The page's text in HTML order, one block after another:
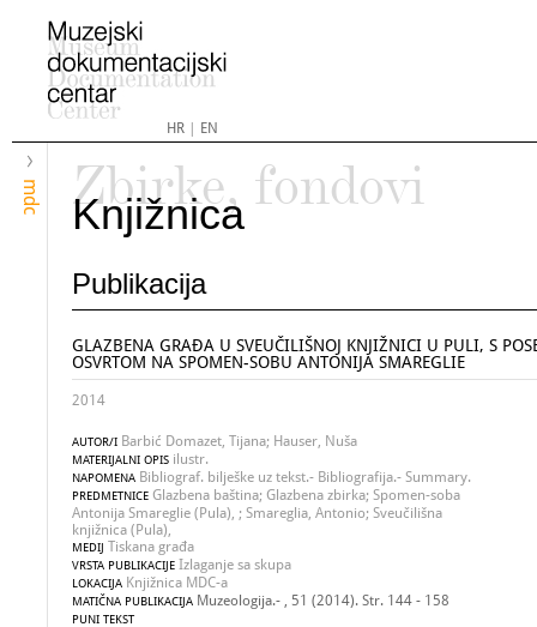
HR| EN
mdc
Zbirke, fondovi
Knjižnica
Publikacija
GLAZBENA GRAĐA U SVEUČILIŠNOJ KNJIŽNICI U PULI, S
OSVRTOM NA SPOMEN-SOBU ANTONIJA SMAREGLIE
2014
AUTOR/I Barbić Domazet, Tijana; Hauser, Nuša
MATERIJALNI OPIS ilustr.
NAPOMENA Bibliograf. bilješke uz tekst.- Bibliografija.- Summary.
PREDMETNICE Glazbena baština; Glazbena zbirka; Spomen-soba
Antonija Smareglie (Pula), ; Smareglia, Antonio; Sveučilišna
knjižnica (Pula),
MEDIJ Tiskana građa
VRSTA PUBLIKACIJE Izlaganje sa skupa
LOKACIJA Knjižnica MDC-a
MATIČNA PUBLIKACIJA Muzeologija.- , 51 (2014). Str. 144 - 158
PUNI TEKST